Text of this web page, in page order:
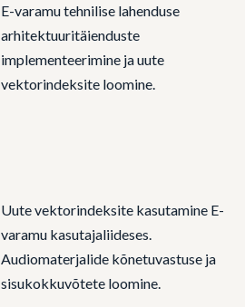
E-varamu tehnilise lahenduse
arhitektuuritäienduste
implementeerimine ja uute
vektorindeksite loomine.
Uute vektorindeksite kasutamine E-
varamu kasutajaliideses.
Audiomaterjalide kõnetuvastuse ja
sisukokkuvõtete loomine.